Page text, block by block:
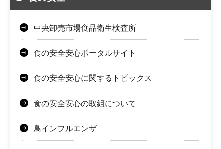
中央卸売市場食品衛生検査所
食の安全安心ポータルサイト
食の安全安心に関するトピックス
食の安全安心の取組について
鳥インフルエンザ